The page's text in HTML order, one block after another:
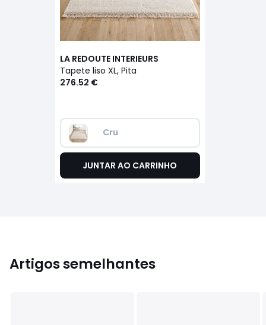
LA REDOUTE INTERIEURS
Tapete liso XL, Pita
276.52 €
Cru
JUNTAR AO CARRINHO
Artigos semelhantes